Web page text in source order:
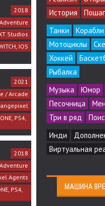
2018
Adventure
Studios
IOS
2021
/ Arcade
PS4,
2018
Adventure
Agents
PS4,
История
Танки
Корабли
Мотоциклы
Хоккей
Рыбалка
Музыка
Юмор
Песочница
Три в ряд
Инди
Виртуальная
МАШИНА